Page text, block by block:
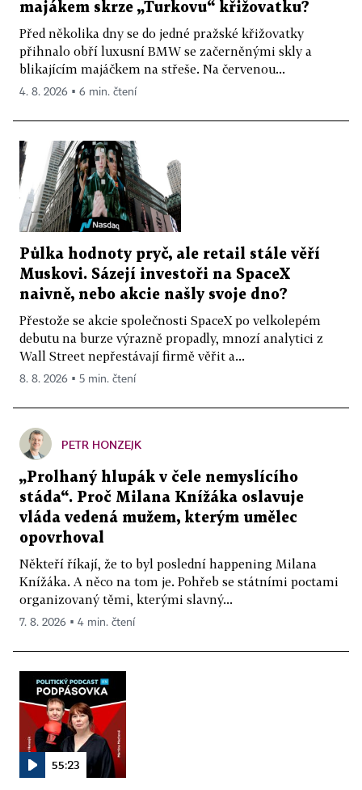
majákem skrze „Turkovu“ křižovatku?
Před několika dny se do jedné pražské křižovatky
přihnalo obří luxusní BMW se začerněnými skly a
blikajícím majáčkem na střeše. Na červenou...
4. 8. 2026 ▪ 6 min. čtení
Půlka hodnoty pryč, ale retail stále věří
Muskovi. Sázejí investoři na SpaceX
naivně, nebo akcie našly svoje dno?
Přestože se akcie společnosti SpaceX po velkolepém
debutu na burze výrazně propadly, mnozí analytici z
Wall Street nepřestávají firmě věřit a...
8. 8. 2026 ▪ 5 min. čtení
PETR HONZEJK
„Prolhaný hlupák v čele nemyslícího
stáda“. Proč Milana Knížáka oslavuje
vláda vedená mužem, kterým umělec
opovrhoval
Někteří říkají, že to byl poslední happening Milana
Knížáka. A něco na tom je. Pohřeb se státními poctami
organizovaný těmi, kterými slavný...
7. 8. 2026 ▪ 4 min. čtení
55:23